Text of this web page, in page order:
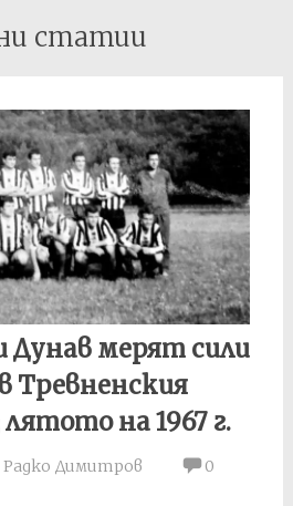
статии
Дунав мерят сили
Тревненския
на 1967 г.
Радко Димитров
0